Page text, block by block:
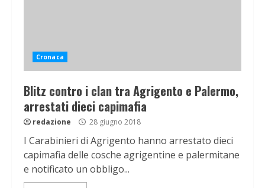
Cronaca
Blitz contro i clan tra Agrigento e Palermo,
arrestati dieci capimafia
redazione 28 giugno 2018
I Carabinieri di Agrigento hanno arrestato dieci
capimafia delle cosche agrigentine e palermitane
e notificato un obbligo...